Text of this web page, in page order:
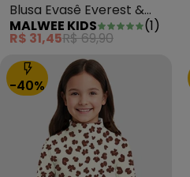
Blusa Evasê Everest &
Skye® Bege
MALWEE KIDS (1)
R$ 31,45R$ 69,90
-40%